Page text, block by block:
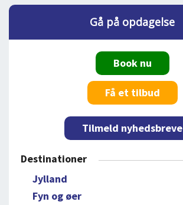
Gå på opdagelse
Book nu
Få et tilbud
Tilmeld nyhedsbreve
Destinationer
Jylland
Fyn og øer